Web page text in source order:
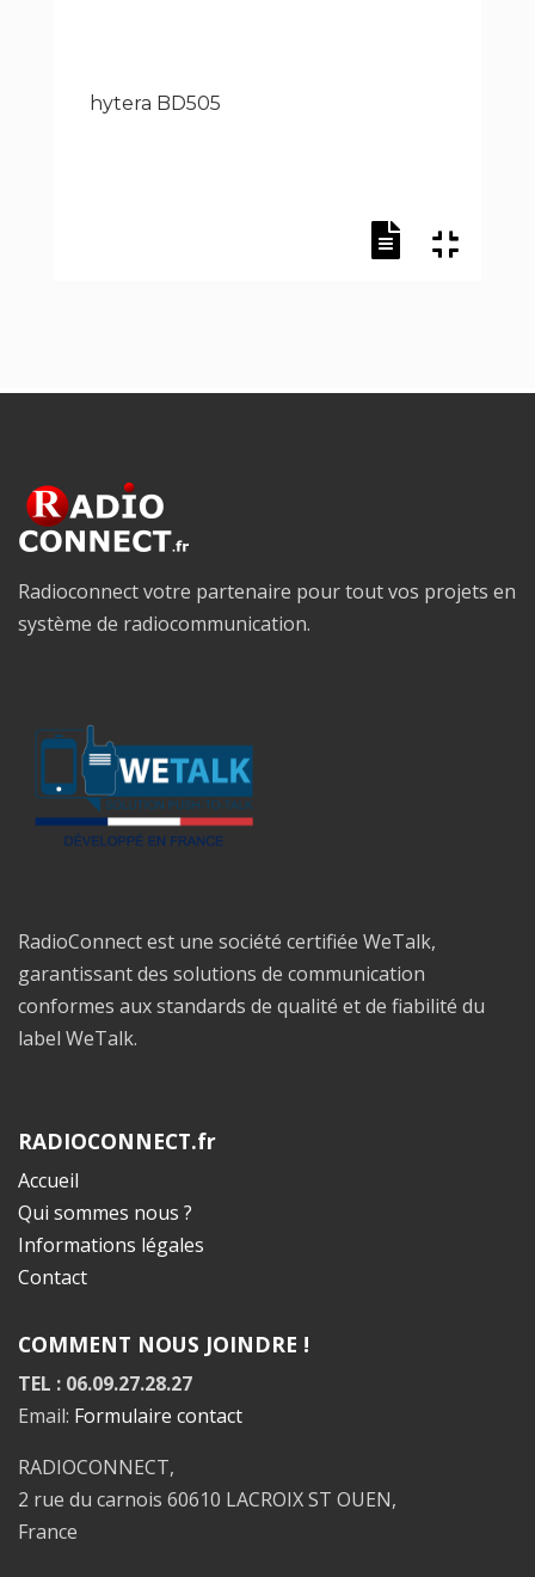
Radioconnect votre partenaire pour tout vos projets en
système de radiocommunication.
RadioConnect est une société certifiée WeTalk,
garantissant des solutions de communication
conformes aux standards de qualité et de fiabilité du
label WeTalk.
RADIOCONNECT.fr
Accueil
Qui sommes nous ?
Informations légales
Contact
COMMENT NOUS JOINDRE !
TEL : 06.09.27.28.27
Email: Formulaire contact
RADIOCONNECT,
2 rue du carnois 60610 LACROIX ST OUEN,
France